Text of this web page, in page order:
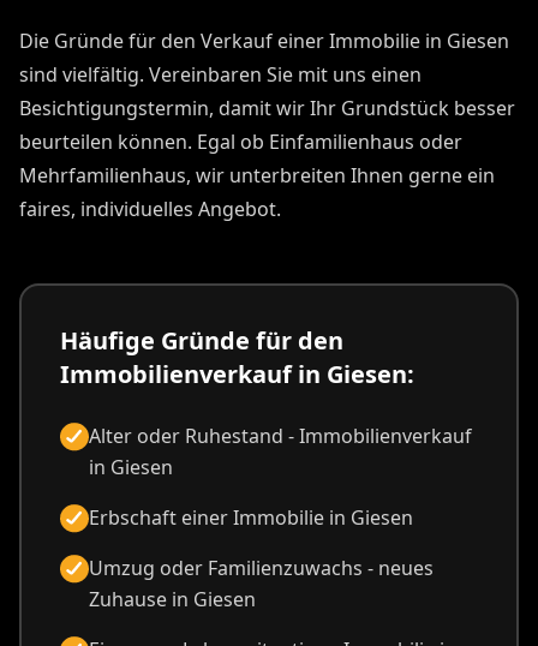
Die Gründe für den Verkauf einer Immobilie in Giesen
sind vielfältig. Vereinbaren Sie mit uns einen
Besichtigungstermin, damit wir Ihr Grundstück besser
beurteilen können. Egal ob Einfamilienhaus oder
Mehrfamilienhaus, wir unterbreiten Ihnen gerne ein
faires, individuelles Angebot.
Häufige Gründe für den
Immobilienverkauf in Giesen:
Alter oder Ruhestand - Immobilienverkauf
in Giesen
Erbschaft einer Immobilie in Giesen
Umzug oder Familienzuwachs - neues
Zuhause in Giesen